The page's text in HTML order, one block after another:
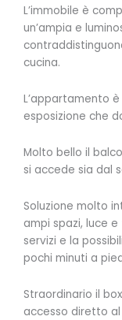
L’immobile è
un’ampia e
cucina.
L’appartamento
esposizione che
Molto bello il
si accede sia dal
Soluzione molto
ampi spazi, luce
servizi e la
pochi minuti a
Straordinario il
accesso diretto al